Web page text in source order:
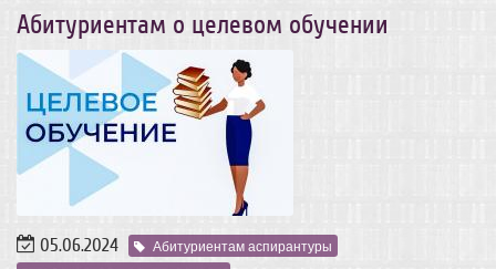
Абитуриентам о целевом обучении
05.06.2024
Абитуриентам аспирантуры